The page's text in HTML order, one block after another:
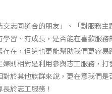
志同道合的朋友」、「對服務主
習、有成長，是否能在喜歡服務
在，但這也更能幫助我們更容易
則相對是利用參與志工服務，打
於其他族群來說，更在意我們是
於志工服務！